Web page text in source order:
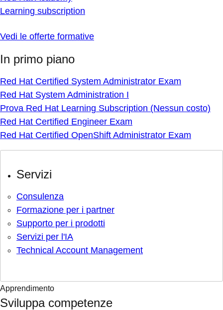
Learning subscription
Vedi le offerte formative
In primo piano
Red Hat Certified System Administrator Exam
Red Hat System Administration I
Prova Red Hat Learning Subscription (Nessun costo)
Red Hat Certified Engineer Exam
Red Hat Certified OpenShift Administrator Exam
Servizi
Consulenza
Formazione per i partner
Supporto per i prodotti
Servizi per l'IA
Technical Account Management
Apprendimento
Sviluppa competenze